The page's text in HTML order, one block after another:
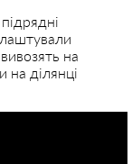
на
на ділянці